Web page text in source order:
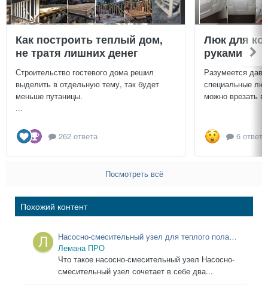
Как построить теплый дом,
не тратя лишних денег
Строительство гостевого дома решил
выделить в отдельную тему, так будет
меньше путаницы.
...
262 ответа
Люк для
руками
Разумеется
специальные
можно врезать
6
Посмотреть всё
Похожий контент
Насосно-смесительный узел для теплого пола:
как выбрать правильную модель
Лемана ПРО
Что такое насосно-смесительный узел Насосно-
смесительный узел сочетает в себе два...